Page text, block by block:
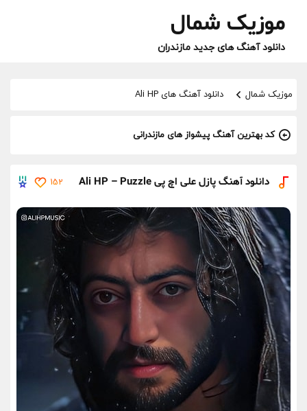
موزیک شمال
دانلود آهنگ های جدید مازندران
موزیک شمال دانلود آهنگ های Ali HP
کد بهترین آهنگ پیشواز های مازندرانی
دانلود آهنگ پازل علی اچ پی Ali HP – Puzzle 152